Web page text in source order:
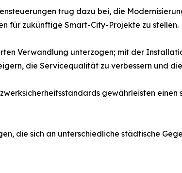
trug dazu bei, die
für zukünftige Smart-City-Projekte zu stellen.
Verwandlung unterzogen; mit der
die Servicequalität zu verbessern und
gewährleisten
die sich an unterschiedliche städtische